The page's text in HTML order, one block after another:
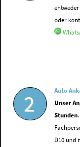
oder
2
Auto
Unser
Stunden
D10 und